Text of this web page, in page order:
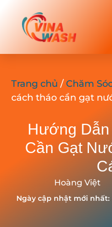
Trang chủ /Chăm
cách tháo cần gạt
Hướng
Cần Gạt
Hoàng Việt
Ngày cập nhật mới nhất: